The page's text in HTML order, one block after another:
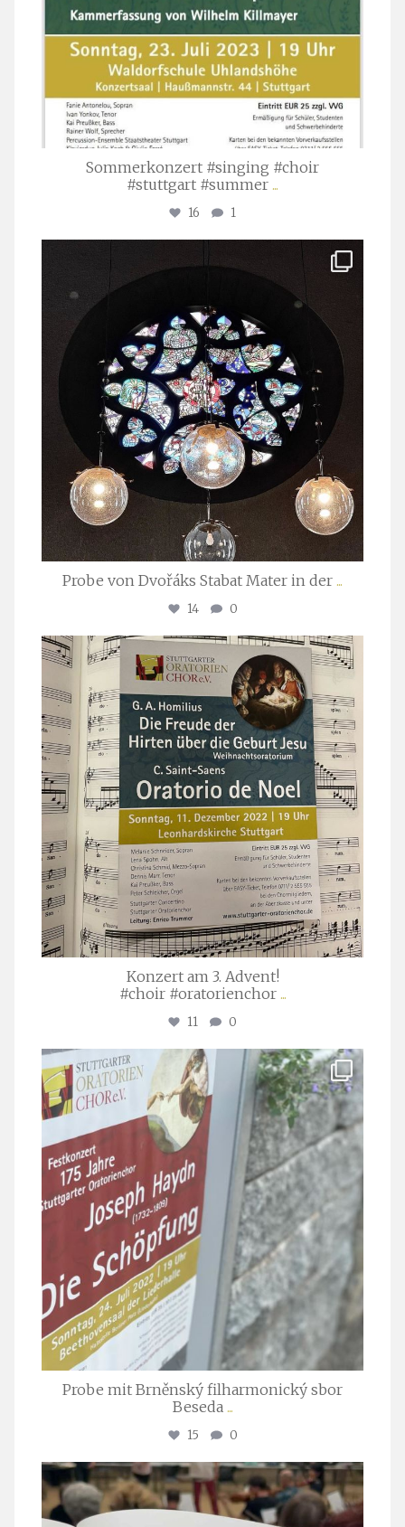
Sommerkonzert #singing #choir
#stuttgart #summer ...
16 1
Apr. 1
Probe von Dvořáks Stabat Mater in der ...
14 0
stuttgarter_oratorienchor
Nov. 29
Konzert am 3. Advent!
#choir #oratorienchor ...
11 0
stuttgarter_oratorienchor
Juli 23
Probe mit Brněnský filharmonický sbor
Beseda ...
15 0
stuttgarter_oratorienchor
Juli 23